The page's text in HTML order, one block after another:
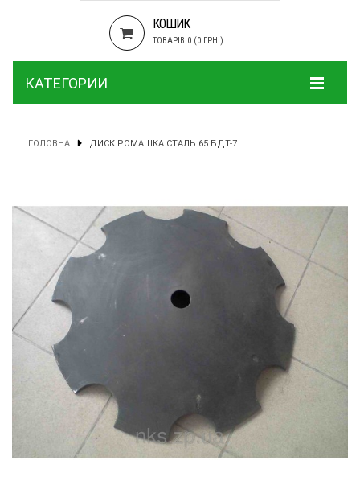
КОШИК
ТОВАРІВ 0 (0 ГРН.)
КАТЕГОРИИ
ГОЛОВНА ДИСК РОМАШКА СТАЛЬ 65 БДТ-7.